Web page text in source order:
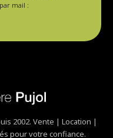
mail :
2002. Vente | Location |
pour votre confiance.